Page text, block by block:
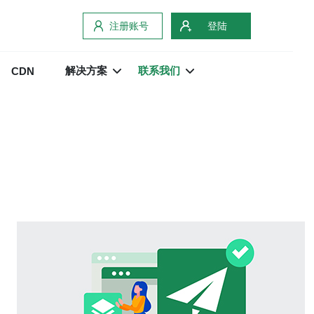
注册账号 登陆
CDN 解决方案 联系我们